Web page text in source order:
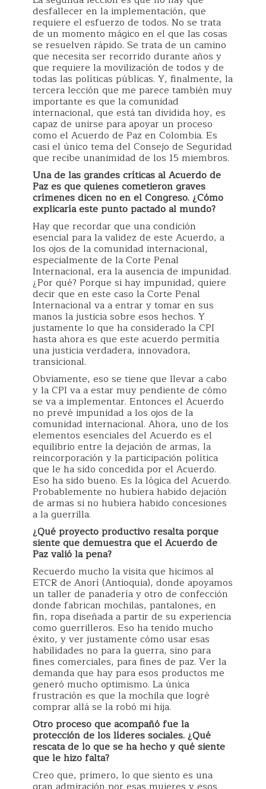
desfallecer en la implementación, que
requiere el esfuerzo de todos. No se trata
de un momento mágico en el que las cosas
se resuelven rápido. Se trata de un camino
que necesita ser recorrido durante años y
que requiere la movilización de todos y de
todas las políticas públicas. Y, finalmente, la
tercera lección que me parece también muy
importante es que la comunidad
internacional, que está tan dividida hoy, es
capaz de unirse para apoyar un proceso
como el Acuerdo de Paz en Colombia. Es
casi el único tema del Consejo de Seguridad
que recibe unanimidad de los 15 miembros.
Una de las grandes críticas al Acuerdo de
Paz es que quienes cometieron graves
crímenes dicen no en el Congreso. ¿Cómo
explicaría este punto pactado al mundo?
Hay que recordar que una condición
esencial para la validez de este Acuerdo, a
los ojos de la comunidad internacional,
especialmente de la Corte Penal
Internacional, era la ausencia de impunidad.
¿Por qué? Porque si hay impunidad, quiere
decir que en este caso la Corte Penal
Internacional va a entrar y tomar en sus
manos la justicia sobre esos hechos. Y
justamente lo que ha considerado la CPI
hasta ahora es que este acuerdo permitía
una justicia verdadera, innovadora,
transicional.
Obviamente, eso se tiene que llevar a cabo
y la CPI va a estar muy pendiente de cómo
se va a implementar. Entonces el Acuerdo
no prevé impunidad a los ojos de la
comunidad internacional. Ahora, uno de los
elementos esenciales del Acuerdo es el
equilibrio entre la dejación de armas, la
reincorporación y la participación política
que le ha sido concedida por el Acuerdo.
Eso ha sido bueno. Es la lógica del Acuerdo.
Probablemente no hubiera habido dejación
de armas si no hubiera habido concesiones
a la guerrilla.
¿Qué proyecto productivo resalta porque
siente que demuestra que el Acuerdo de
Paz valió la pena?
Recuerdo mucho la visita que hicimos al
ETCR de Anorí (Antioquia), donde apoyamos
un taller de panadería y otro de confección
donde fabrican mochilas, pantalones, en
fin, ropa diseñada a partir de su experiencia
como guerrilleros. Eso ha tenido mucho
éxito, y ver justamente cómo usar esas
habilidades no para la guerra, sino para
fines comerciales, para fines de paz. Ver la
demanda que hay para esos productos me
generó mucho optimismo. La única
frustración es que la mochila que logré
comprar allá se la robó mi hija.
Otro proceso que acompañó fue la
protección de los líderes sociales. ¿Qué
rescata de lo que se ha hecho y qué siente
que le hizo falta?
Creo que, primero, lo que siento es una